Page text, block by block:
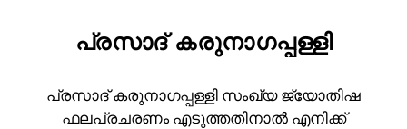
പ്രസാദ് കരുനാഗപ്പള്ളി
പ്രസാദ് കരുനാഗപ്പള്ളി സംഖ്യ ജ്യോതിഷ
ഫലപ്രചരണം എടുത്തതിനാൽ എനിക്ക്